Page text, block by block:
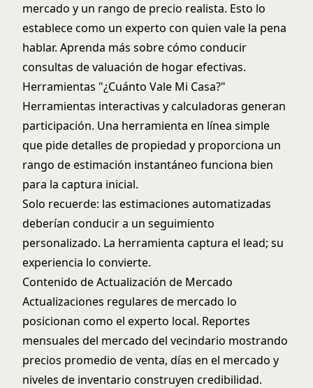
mercado y un rango de precio realista. Esto lo
establece como un experto con quien vale la pena
hablar. Aprenda más sobre cómo conducir
consultas de valuación de hogarefectivas.
Herramientas "¿Cuánto Vale Mi Casa?"
Herramientas interactivas y calculadoras generan
participación. Una herramienta en línea simple
que pide detalles de propiedad y proporciona un
rango de estimación instantáneo funciona bien
para la captura inicial.
Solo recuerde: las estimaciones automatizadas
deberían conducir a un seguimiento
personalizado. La herramienta captura el lead; su
experiencia lo convierte.
Contenido de Actualización de Mercado
Actualizaciones regulares de mercado lo
posicionan como el experto local. Reportes
mensuales del mercado del vecindario mostrando
precios promedio de venta, días en el mercado y
niveles de inventario construyen credibilidad.